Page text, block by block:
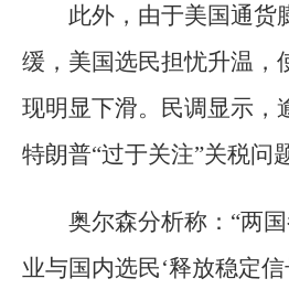
此外，由于美国通货
缓，美国选民担忧升温，
现明显下滑。民调显示，
特朗普“过于关注”关税问
奥尔森分析称：“两
业与国内选民‘释放稳定